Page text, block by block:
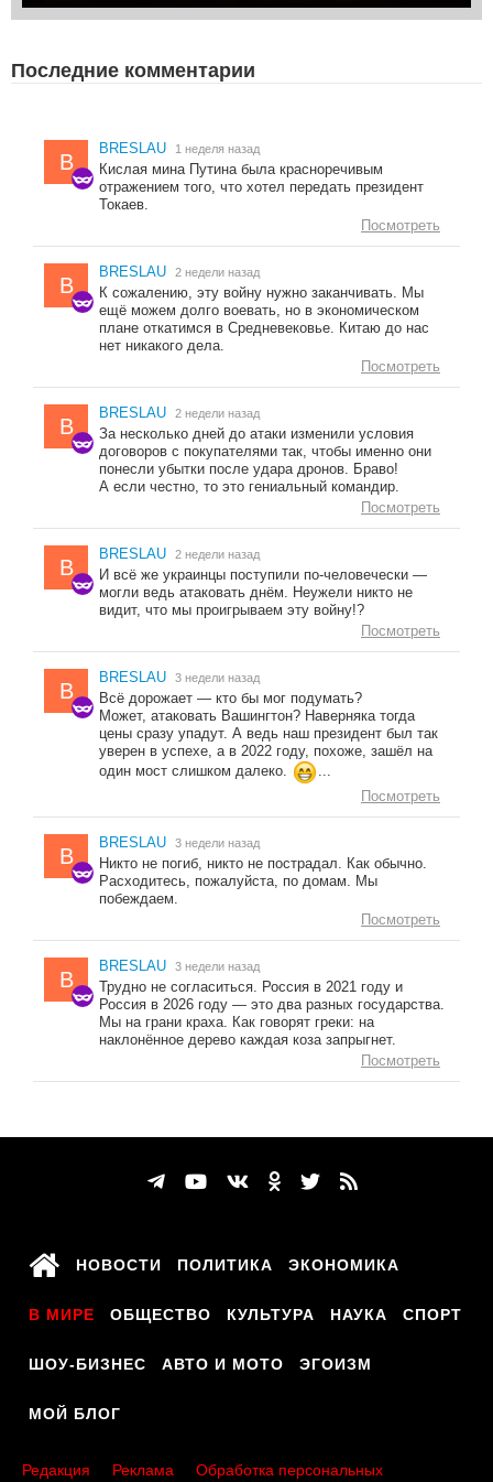
Последние комментарии
B
BRESLAU 1 неделя назад
Кислая мина Путина была красноречивым
отражением того, что хотел передать президент
Токаев.
Посмотреть
B
BRESLAU 2 недели назад
К сожалению, эту войну нужно заканчивать. Мы
ещё можем долго воевать, но в экономическом
плане откатимся в Средневековье. Китаю до нас
нет никакого дела.
Посмотреть
B
BRESLAU 2 недели назад
За несколько дней до атаки изменили условия
договоров с покупателями так, чтобы именно они
понесли убытки после удара дронов. Браво!
А если честно, то это гениальный командир.
Посмотреть
B
BRESLAU 2 недели назад
И всё же украинцы поступили по-человечески —
могли ведь атаковать днём. Неужели никто не
видит, что мы проигрываем эту войну!?
Посмотреть
B
BRESLAU 3 недели назад
Всё дорожает — кто бы мог подумать?
Может, атаковать Вашингтон? Наверняка тогда
цены сразу упадут. А ведь наш президент был так
уверен в успехе, а в 2022 году, похоже, зашёл на
один мост слишком далеко.
...
Посмотреть
B
BRESLAU 3 недели назад
Никто не погиб, никто не пострадал. Как обычно.
Расходитесь, пожалуйста, по домам. Мы
побеждаем.
Посмотреть
B
BRESLAU 3 недели назад
Трудно не согласиться. Россия в 2021 году и
Россия в 2026 году — это два разных государства.
Мы на грани краха. Как говорят греки: на
наклонённое дерево каждая коза запрыгнет.
Посмотреть
НОВОСТИ ПОЛИТИКА ЭКОНОМИКА
В МИРЕ ОБЩЕСТВО КУЛЬТУРА НАУКА СПОРТ
ШОУ-БИЗНЕС АВТО И МОТО ЭГОИЗМ
МОЙ БЛОГ
Редакция Реклама
Обработка персональных